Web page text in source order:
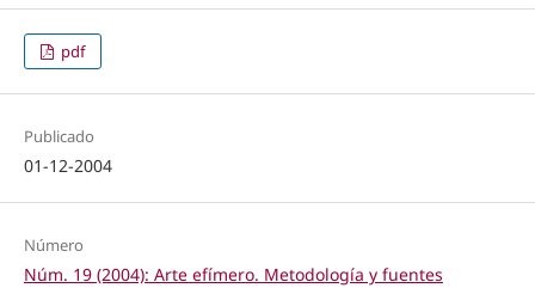
pdf
Publicado
01-12-2004
Número
Núm. 19 (2004): Arte efímero. Metodología y fuentes